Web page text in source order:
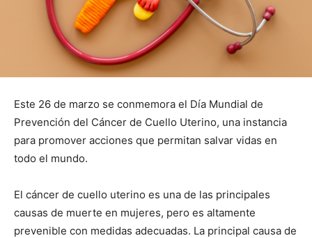
Este 26 de marzo se conmemora el Día Mundial de
Prevención del Cáncer de Cuello Uterino, una instancia
para promover acciones que permitan salvar vidas en
todo el mundo.
El cáncer de cuello uterino es una de las principales
causas de muerte en mujeres, pero es altamente
prevenible con medidas adecuadas. La principal causa de